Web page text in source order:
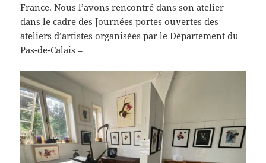
France. Nous l’avons rencontré dans son atelier
dans le cadre des Journées portes ouvertes des
ateliers d’artistes organisées par le Département du
Pas-de-Calais –